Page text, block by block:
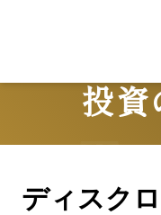
投資
ディスク